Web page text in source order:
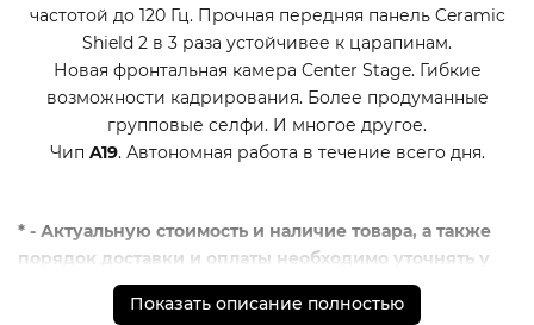
частотой до 120 Гц. Прочная передняя панель Ceramic
Shield 2 в 3 раза устойчивее к царапинам.
Новая фронтальная камера Center Stage. Гибкие
возможности кадрирования. Более продуманные
групповые селфи. И многое другое.
Чип A19. Автономная работа в течение всего дня.
* - Актуальную стоимость и наличие товара, а также
порядок доставки и оплаты необходимо уточнять у
менеджеров магазина.
** - На момент покупки не предустановлены
Показать описание полностью